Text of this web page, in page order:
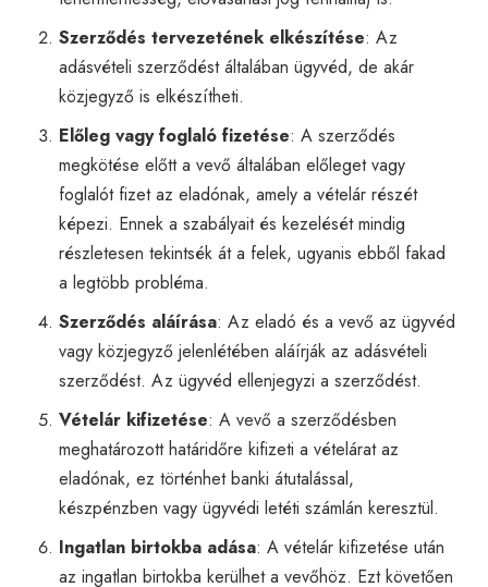
Szerződés tervezetének elkészítése: Az
adásvételi szerződést általában ügyvéd, de akár
közjegyző is elkészítheti.
Előleg vagy foglaló fizetése: A szerződés
megkötése előtt a vevő általában előleget vagy
foglalót fizet az eladónak, amely a vételár részét
képezi. Ennek a szabályait és kezelését mindig
részletesen tekintsék át a felek, ugyanis ebből fakad
a legtöbb probléma.
Szerződés aláírása: Az eladó és a vevő az ügyvéd
vagy közjegyző jelenlétében aláírják az adásvételi
szerződést. Az ügyvéd ellenjegyzi a szerződést.
Vételár kifizetése: A vevő a szerződésben
meghatározott határidőre kifizeti a vételárat az
eladónak, ez történhet banki átutalással,
készpénzben vagy ügyvédi letéti számlán keresztül.
Ingatlan birtokba adása: A vételár kifizetése után
az ingatlan birtokba kerülhet a vevőhöz. Ezt követően